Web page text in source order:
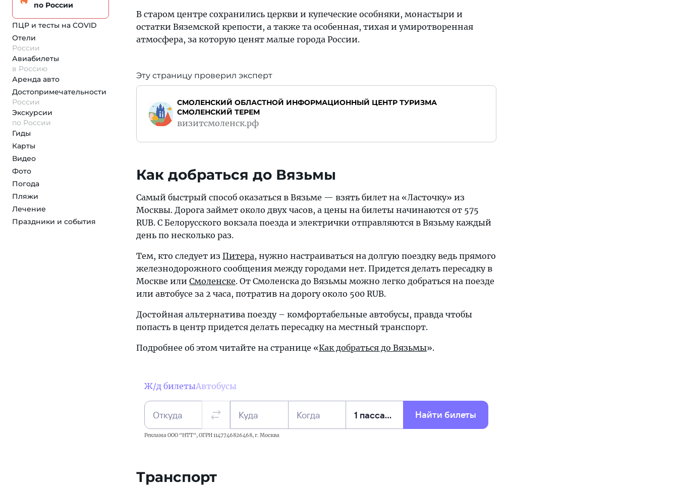
по России
ПЦР и тесты на COVID
Отели
России
Авиабилеты
в Россию
Аренда авто
Достопримеча­тельности
России
Экскурсии
по России
Гиды
Карты
Видео
Фото
Погода
Пляжи
Лечение
Праздники и события
В старом центре сохранились церкви и купеческие особняки, монастыри и
остатки Вяземской крепости, а также та особенная, тихая и умиротворенная
атмосфера, за которую ценят малые города России.
Эту страницу проверил эксперт
СМОЛЕНСКИЙ ОБЛАСТНОЙ ИНФОРМАЦИОННЫЙ ЦЕНТР ТУРИЗМА
СМОЛЕНСКИЙ ТЕРЕМ
визитсмоленск.рф
Как добраться до Вязьмы
Самый быстрый способ оказаться в Вязьме — взять билет на «Ласточку» из
Москвы. Дорога займет около двух часов, а цены на билеты начинаются от 575
RUB. С Белорусского вокзала поезда и электрички отправляются в Вязьму каждый
день по несколько раз.
Тем, кто следует из Питера, нужно настраиваться на долгую поездку ведь прямого
железнодорожного сообщения между городами нет. Придется делать пересадку в
Москве или Смоленске. От Смоленска до Вязьмы можно легко добраться на поезде
или автобусе за 2 часа, потратив на дорогу около 500 RUB.
Достойная альтернатива поезду – комфортабельные автобусы, правда чтобы
попасть в центр придется делать пересадку на местный транспорт.
Подробнее об этом читайте на странице «Как добраться до Вязьмы».
Ж/д билетыАвтобусы
Откуда Куда Когда Найти билеты
Реклама ООО "НТТ", ОГРН 1147746826468, г. Москва
Транспорт